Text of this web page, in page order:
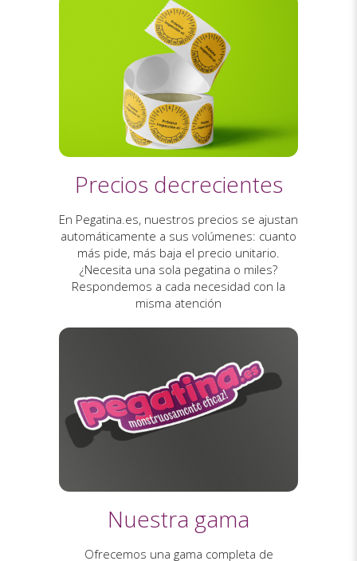
Precios decrecientes
En Pegatina.es, nuestros precios se ajustan
automáticamente a sus volúmenes: cuanto
más pide, más baja el precio unitario.
¿Necesita una sola pegatina o miles?
Respondemos a cada necesidad con la
misma atención
Nuestra gama
Ofrecemos una gama completa de